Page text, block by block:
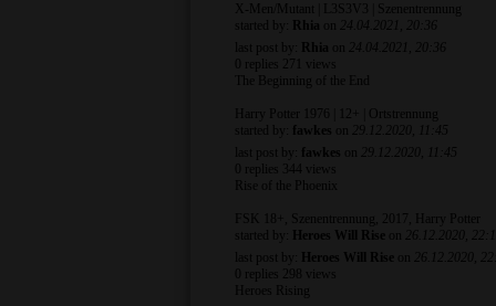
X-Men/Mutant | L3S3V3 | Szenentrennung
started by:
Rhia on
24.04.2021, 20:36
last post by:
Rhia on
24.04.2021, 20:36
replies 271 views
The Beginning of the End
Harry Potter 1976 | 12+ | Ortstrennung
started by:
fawkes on
29.12.2020, 11:45
last post by:
fawkes on
29.12.2020, 11:45
replies
344 views
Rise of the Phoenix
FSK 18+, Szenentrennung, 2017, Harry Potter
started by:
Heroes Will Rise on
26.12.2020, 22:13
last post by:
Heroes Will Rise on
26.12.2020,
replies 298 views
Heroes Rising